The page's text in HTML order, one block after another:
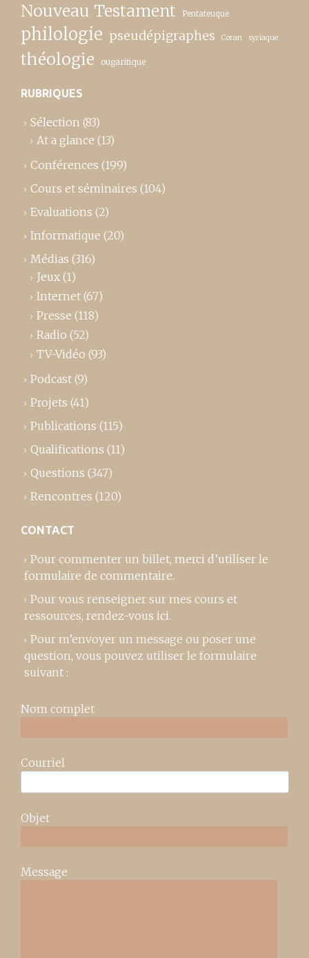
Nouveau Testament Pentateuque
philologie pseudépigraphes Coran syriaque
théologie ougaritique
RUBRIQUES
Sélection (83)
At a glance (13)
Conférences (199)
Cours et séminaires (104)
Evaluations (2)
Informatique (20)
Médias (316)
Jeux (1)
Internet (67)
Presse (118)
Radio (52)
TV-Vidéo (93)
Podcast (9)
Projets (41)
Publications (115)
Qualifications (11)
Questions (347)
Rencontres (120)
CONTACT
Pour commenter un billet, merci d’utiliser le
formulaire de commentaire.
Pour vous renseigner sur mes cours et
ressources, rendez-vous ici.
Pour m’envoyer un message ou poser une
question, vous pouvez utiliser le formulaire
suivant :
Nom complet
Courriel
Objet
Message